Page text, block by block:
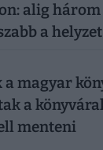
alig
a helyzet
magyar
a
menteni